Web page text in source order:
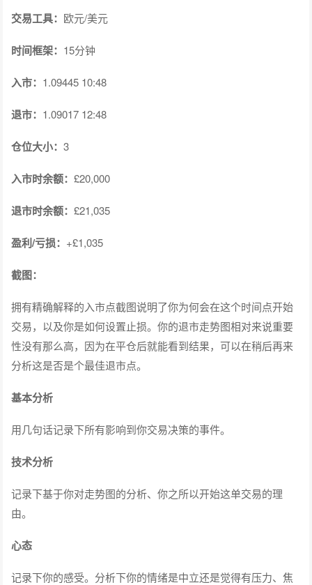
交易工具： 欧元/美元
时间框架： 15分钟
入市： 1.09445 10:48
退市： 1.09017 12:48
仓位大小：3
入市时余额：£20,000
退市时余额：£21,035
盈利/亏损： +£1,035
截图：
拥有精确解释的入市点截图说明了你为何会在这个时间点开始
交易，以及你是如何设置止损。你的退市走势图相对来说重要
性没有那么高，因为在平仓后就能看到结果，可以在稍后再来
分析这是否是个最佳退市点。
基本分析
用几句话记录下所有影响到你交易决策的事件。
技术分析
记录下基于你对走势图的分析、你之所以开始这单交易的理
由。
心态
记录下你的感受。分析下你的情绪是中立还是觉得有压力、焦